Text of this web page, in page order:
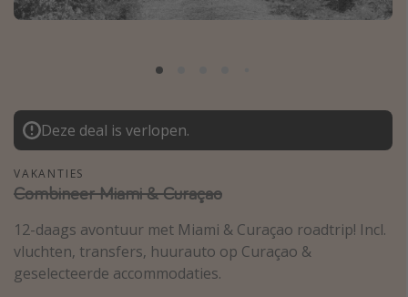
Thailand
Madeira
Egypte
Bali
Type vakantie
Overzicht
Weekendje weg
Deze deal is verlopen.
VAKANTIES
Combineer Miami & Curaçao
12-daags avontuur met Miami & Curaçao roadtrip! Incl.
vluchten, transfers, huurauto op Curaçao &
geselecteerde accommodaties.